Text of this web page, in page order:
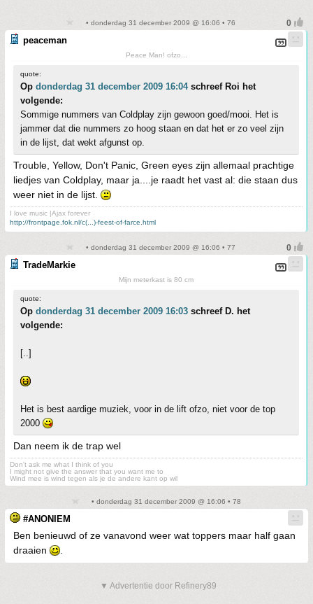
• donderdag 31 december 2009 @ 16:06 • 76
peaceman
Peace Man! ofzo...
quote:
Op donderdag 31 december 2009 16:04schreef Roi het
volgende:
Sommige nummers van Coldplay zijn gewoon goed/mooi. Het is
jammer dat die nummers zo hoog staan en dat het er zo veel zijn
in de lijst, dat wekt afgunst op.
Trouble, Yellow, Don't Panic, Green eyes zijn allemaal prachtige
liedjes van Coldplay, maar ja....je raadt het vast al: die staan dus
weer niet in de lijst.
I love music |Ajax forever
http://frontpage.fok.nl/c(...)-feest-of-farce.html
• donderdag 31 december 2009 @ 16:06 • 77
TradeMarkie
Mijn meterkast is 80 cm
quote:
Op donderdag 31 december 2009 16:03 schreef D. het
volgende:
[..]
Het is best aardige muziek, voor in de lift ofzo, niet voor de top
2000
Dan neem ik de trap wel
Don't ask me what I think of you
I might not give the answer that you want me to
Wind mee is wind tegen als je de andere kant op wil
• donderdag 31 december 2009 @ 16:06 • 78
#ANONIEM
Ben benieuwd of ze vanavond weer wat toppers maar half gaan
draaien
▼ Advertentie door Refinery89